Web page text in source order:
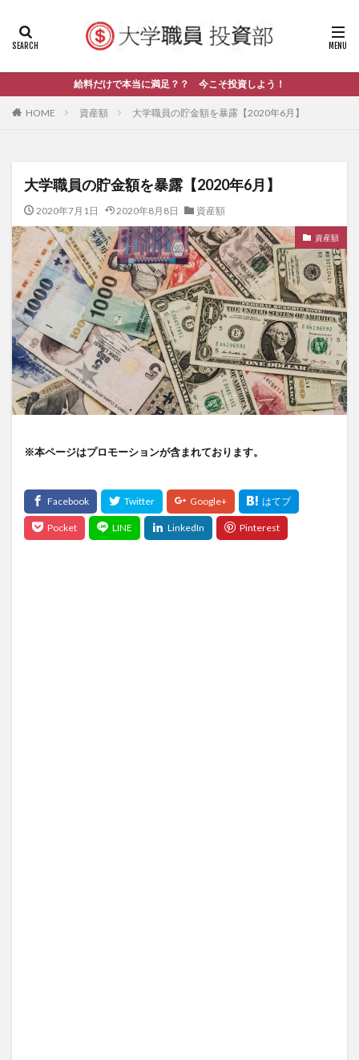
給料だけで本当に満足？？ 今こそ投資しよう！
HOME 資産額 大学職員の貯金額を暴露【2020年6月】
大学職員の貯金額を暴露【2020年6月】
2020年7月1日 2020年8月8日 資産額
資産額
※本ページはプロモーションが含まれております。